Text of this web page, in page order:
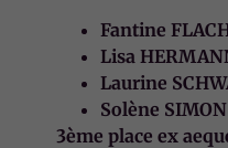
Fantine
Lisa
Laurine
Solène SIMON
3ème place ex